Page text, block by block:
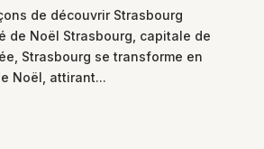
de découvrir Strasbourg
de Noël Strasbourg, capitale de
Strasbourg se transforme en
Noël, attirant...